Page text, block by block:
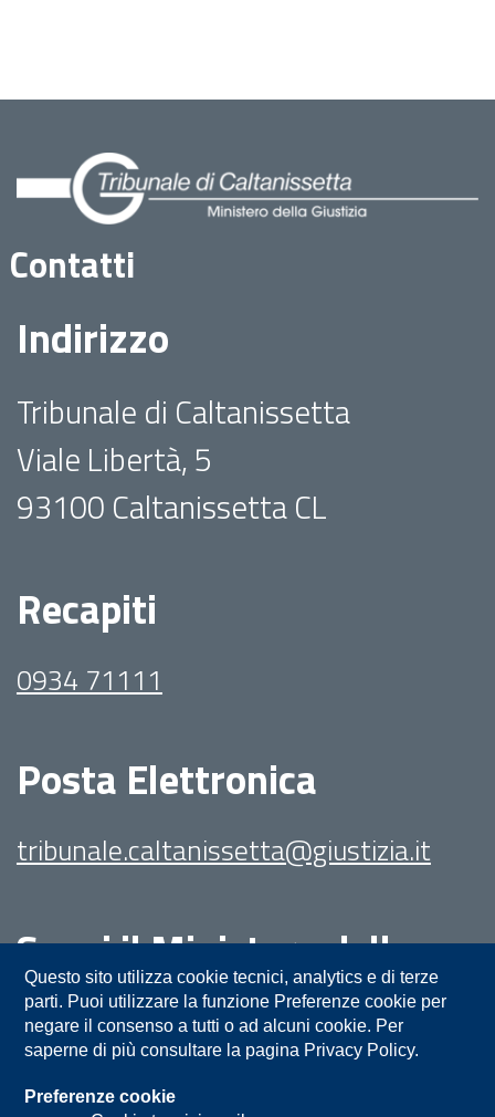
Contatti
Indirizzo
Tribunale di Caltanissetta
Viale Libertà, 5
93100 Caltanissetta CL
Recapiti
0934 71111
Posta Elettronica
tribunale.caltanissetta@giustizia.it
Segui il Ministero della
Giustizia su:
Questo sito utilizza cookie tecnici, analytics e di terze
parti. Puoi utilizzare la funzione Preferenze cookie per
negare il consenso a tutti o ad alcuni cookie. Per
saperne di più consultare la pagina Privacy Policy.
Preferenze cookie